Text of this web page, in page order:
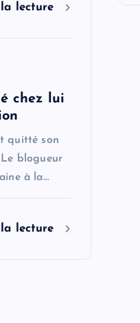
lecture
chez lui
quitté son
blogueur
à la…
lecture